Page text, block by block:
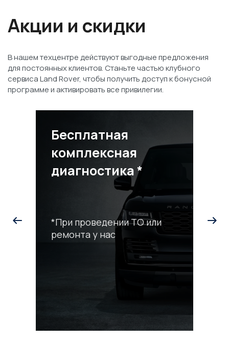
Акции и скидки
В нашем техцентре действуют выгодные предложения
для постоянных клиентов. Станьте частью клубного
сервиса Land Rover, чтобы получить доступ к бонусной
программе и активировать все привилегии.
Бесплатная
комплексная
диагностика *
*При проведении ТО или
ремонта у нас